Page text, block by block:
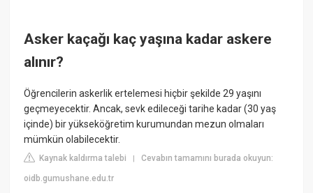
Asker kaçağı kaç yaşına kadar askere
alınır?
Öğrencilerin askerlik ertelemesi hiçbir şekilde 29 yaşını
geçmeyecektir. Ancak, sevk edileceği tarihe kadar (30 yaş
içinde) bir yükseköğretim kurumundan mezun olmaları
mümkün olabilecektir.
Kaynak kaldırma talebi |Cevabın tamamını burada okuyun:
oidb.gumushane.edu.tr